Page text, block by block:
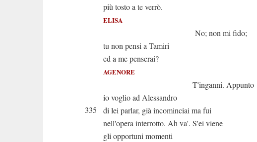
più tosto a te verrò.
ELISA
No; non mi fido;
tu non pensi a Tamiri
ed a me penserai?
AGENORE
T'inganni. Appunto
io voglio ad Alessandro
335
di lei parlar, già incominciai ma fui
nell'opera interrotto. Ah va'. S'ei viene
gli opportuni momenti